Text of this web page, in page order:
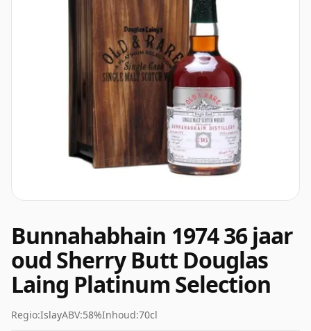
Bunnahabhain 1974 36 jaar
oud Sherry Butt Douglas
Laing Platinum Selection
Regio:IslayABV:58%Inhoud:70cl